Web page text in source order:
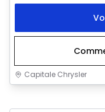
Capitale Chrysler